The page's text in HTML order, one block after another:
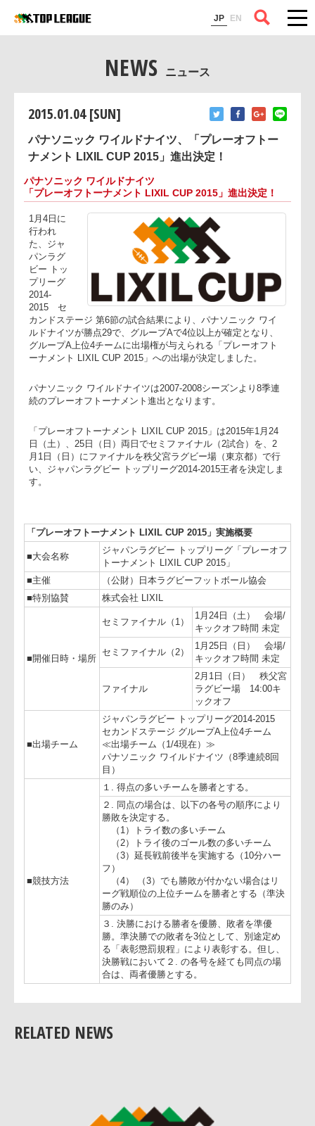
JP EN
コラム
NEWS ニュース
2015.01.04 [SUN]
パナソニック ワイルドナイツ、「プレーオフトー
ナメント LIXIL CUP 2015」進出決定！
パナソニック ワイルドナイツ
「プレーオフトーナメント LIXIL CUP 2015」進出決定！
1月4日に
行われ
た、ジャ
パンラグ
ビー トッ
プリーグ
2014-
2015 セ
カンドステージ 第6節の試合結果により、パナソニック ワイ
グループA上位4チームに出場権が与えられる「プレーオフト
ーナメント LIXIL CUP 2015」への出場が決定しました。
パナソニック ワイルドナイツは2007-2008シーズンより8季連
続のプレーオフトーナメント進出となります。
「プレーオフトーナメント LIXIL CUP 2015」は2015年1月24
い、ジャパンラグビー トップリーグ2014-2015王者を決定しま
す。
「プレーオフトーナメント LIXIL CUP 2015」実施概要
ジャパンラグビー トップリーグ「プレーオ
トーナメント LIXIL CUP 2015」
（公財）日本ラグビーフットボール協会
■特別協賛
株式会社 LIXIL
■開催日時・場所
セミファイナル（1）
1月24日（土） 会
キックオフ時間 未定
セミファイナル（2）
1月25日（日） 会
キックオフ時間 未定
ファイナル
2月1日（日） 秩父
ラグビー場 14:00キ
ックオフ
ジャパンラグビー トップリーグ2014-2015
セカンドステージ グループA上位4チーム
≪出場チーム（1/4現在）≫
パナソニック ワイルドナイツ（8季連続8回
目）
１. 得点の多いチームを勝者とする。
２. 同点の場合は、以下の各号の順序により
勝敗を決定する。
（1）トライ数の多いチーム
（2）トライ後のゴール数の多いチーム
（3）延長戦前後半を実施する（10分ハー
フ）
（4） （3）でも勝敗が付かない場合はリ
RELATED NEWS